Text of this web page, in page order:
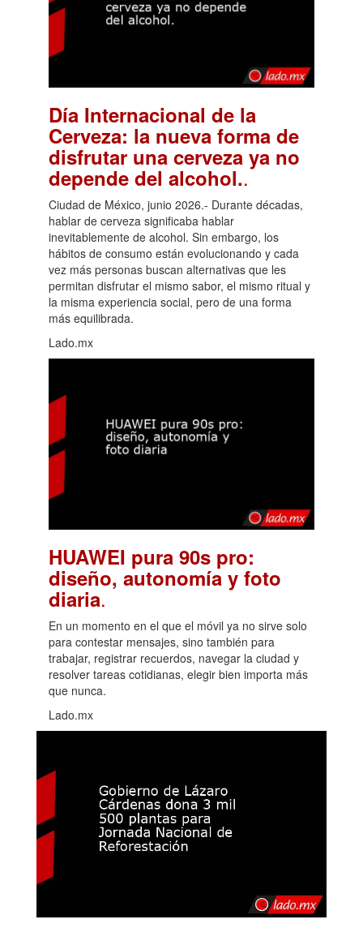
Día Internacional de la
Cerveza: la nueva forma de
disfrutar una cerveza ya no
depende del alcohol..
Ciudad de México, junio 2026.- Durante décadas,
hablar de cerveza significaba hablar
inevitablemente de alcohol. Sin embargo, los
hábitos de consumo están evolucionando y cada
vez más personas buscan alternativas que les
permitan disfrutar el mismo sabor, el mismo ritual y
la misma experiencia social, pero de una forma
más equilibrada.
Lado.mx
HUAWEI pura 90s pro:
diseño, autonomía y foto
diaria.
En un momento en el que el móvil ya no sirve solo
para contestar mensajes, sino también para
trabajar, registrar recuerdos, navegar la ciudad y
resolver tareas cotidianas, elegir bien importa más
que nunca.
Lado.mx